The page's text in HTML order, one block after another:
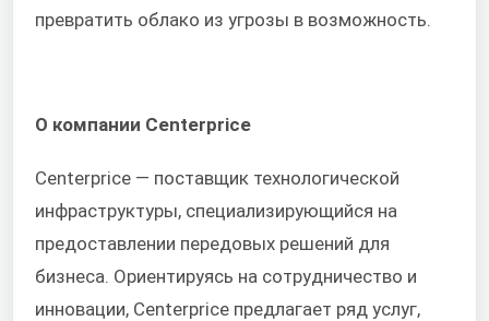
превратить облако из угрозы в возможность.
О компании Centerprice
Centerprice — поставщик технологической
инфраструктуры, специализирующийся на
предоставлении передовых решений для
бизнеса. Ориентируясь на сотрудничество и
инновации, Centerprice предлагает ряд услуг,